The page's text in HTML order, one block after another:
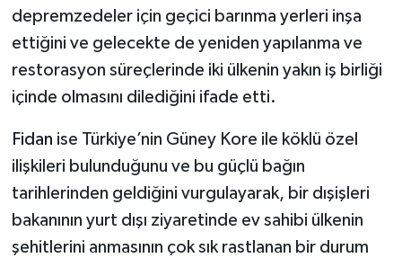
depremzedeler için geçici barınma yerleri inşa
ettiğini ve gelecekte de yeniden yapılanma ve
restorasyon süreçlerinde iki ülkenin yakın iş birliği
içinde olmasını dilediğini ifade etti.
Fidan ise Türkiye’nin Güney Kore ile köklü özel
ilişkileri bulunduğunu ve bu güçlü bağın
tarihlerinden geldiğini vurgulayarak, bir dışişleri
bakanının yurt dışı ziyaretinde ev sahibi ülkenin
şehitlerini anmasının çok sık rastlanan bir durum